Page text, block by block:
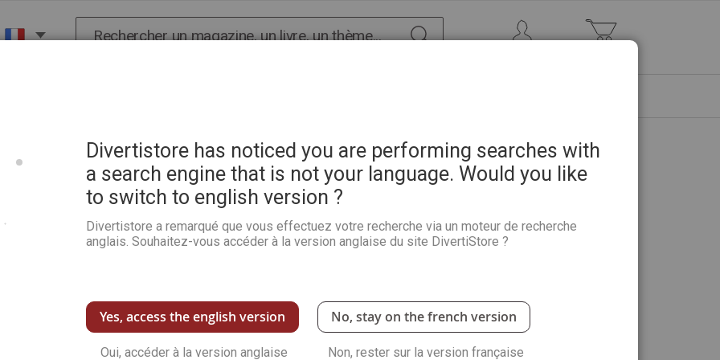
Terlizzi
La Thaïlande par Marie Hélène Loubatié et Andrée
Terlizzi
Soyez le premier à commenter ce produit
Voir plus de détails
Quantité :
Divertistore has noticed you are performing searches with
a search engine that is not your language. Would you like
to switch to english version ?
Divertistore a remarqué que vous effectuez votre recherche via un moteur de recherche
anglais. Souhaitez-vous accéder à la version anglaise du site DivertiStore ?
Yes, access the english version
Oui, accéder à la version anglaise
No, stay on the french version
Non, rester sur la version française